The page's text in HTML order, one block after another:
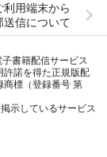
利用端末から
送信について
書籍配信サービス
許諾を得た正規版配
商標（登録番号 第
示しているサービス